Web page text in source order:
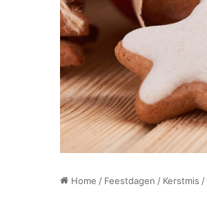
Home / Feestdagen / Kerstmis /